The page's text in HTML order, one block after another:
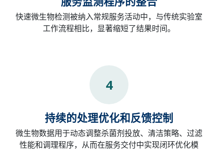
快速微生物检测被纳入常规服务活动中，与传统实验室
工作流程相比，显著缩短了结果时间。
4
持续的处理优化和反馈控制
微生物数据用于动态调整杀菌剂投放、清洁策略、过滤
性能和调理程序，从而在服务交付中实现闭环优化模